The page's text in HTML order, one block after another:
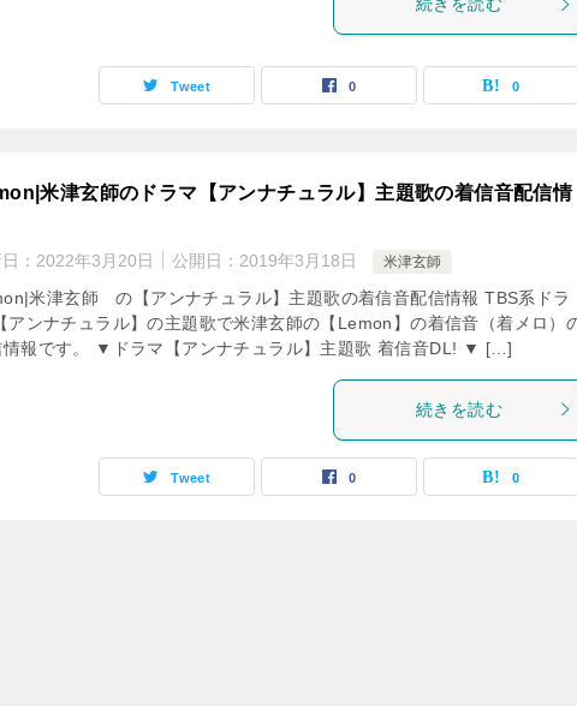
Tweet 0 0
米津玄師のドラマ【アンナチュラル】主題歌の着信音配信情
： 2022年3月20日 公開日： 2019年3月18日 米津玄師
米津玄師 の【アンナチュラル】主題歌の着信音配信情報 TBS系ドラ
アンナチュラル】の主題歌で米津玄師の【Lemon】の着信音（着メロ）
情報です。 ▼ドラマ【アンナチュラル】主題歌 着信音DL! ▼ […]
続きを読む
Tweet 0 0